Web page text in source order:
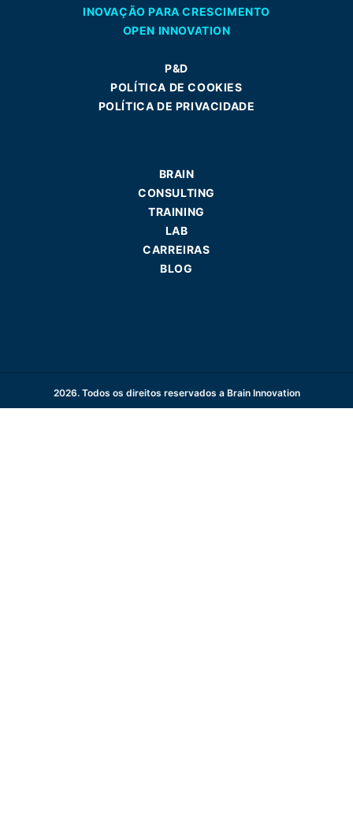
INOVAÇÃO PARA CRESCIMENTO
OPEN INNOVATION
P&D
POLÍTICA DE COOKIES
POLÍTICA DE PRIVACIDADE
BRAIN
CONSULTING
TRAINING
LAB
CARREIRAS
BLOG
2026. Todos os direitos reservados a Brain Innovation